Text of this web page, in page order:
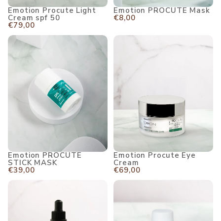
UITVERKOCHT
Emotion Procute Light
Cream spf 50
€79,00
UITVERKOCHT
Emotion PROCUTE Mask
€8,00
Emotion PROCUTE STICK MASK
Emotion PROCUTE
STICK MASK
€39,00
Emotion Procute Eye Cream
Emotion Procute Eye
Cream
€69,00
Emotion First
ONTVANG
Meld je aan voor de
direct korting op je
Email
BEWAAR